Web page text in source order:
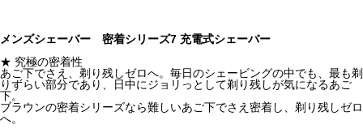
メンズシェーバー 密着シリーズ7 充電式シェーバー
★ 究極の密着性
あご下でさえ、剃り残しゼロへ。毎日のシェービングの中でも、最も剃
りずらい部分であり、日中にジョリっとして剃り残しが気になるあご
下。
ブラウンの密着シリーズなら難しいあご下でさえ密着し、剃り残しゼロ
へ。